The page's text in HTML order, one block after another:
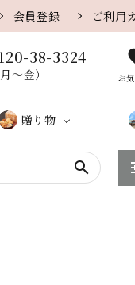
会員登録 ご利用
38-3324
〜金） お
カレー味
贈り物
贈り物
さがえ
search